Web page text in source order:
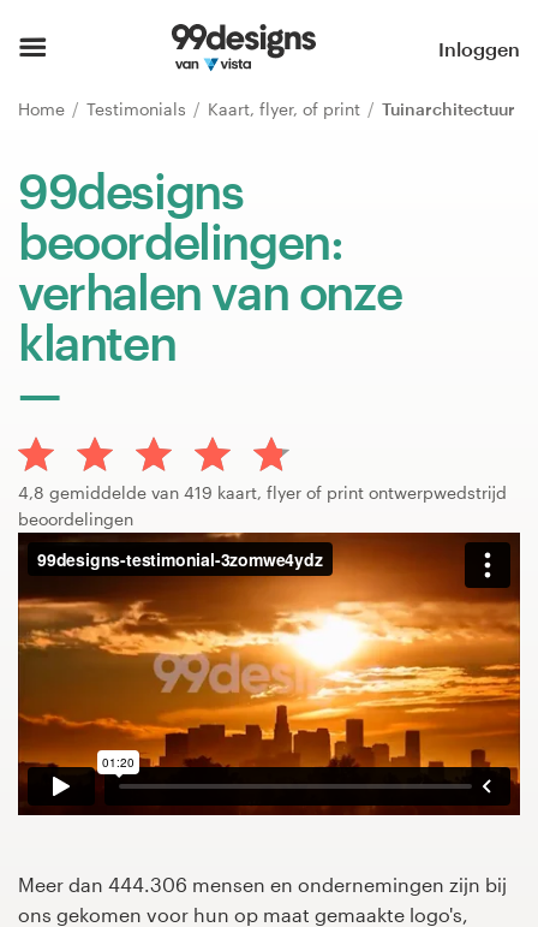
Inloggen
Home Testimonials Kaart, flyer, of print Tuinarchitectuur
99designs
beoordelingen:
verhalen van onze
klanten
4,8 gemiddelde van 419 kaart, flyer of print ontwerpwedstrijd
beoordelingen
Meer dan 444.306 mensen en ondernemingen zijn bij
ons gekomen voor hun op maat gemaakte logo's,
Blader door categorieën
Hoe het werkt
Vind een designer
Inspiratie
99designs Pro
Ontwerpdiensten
Ontwerpwedstrijden
Vind een designer
Ontdek inspiratie
99designs Studio